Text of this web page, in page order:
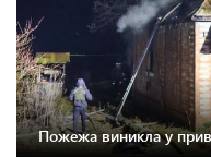
Пожежа виникла у